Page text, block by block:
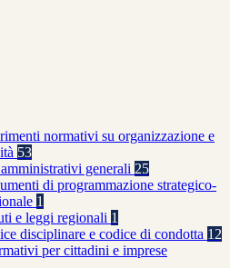
normativi su organizzazione e
53
generali 25
di programmazione strategico-
1
e leggi regionali 1
disciplinare e codice di condotta 12
per cittadini e imprese